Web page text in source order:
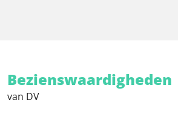
Bezienswaardigheden
van DV